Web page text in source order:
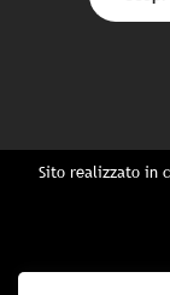
Sito realizzato in